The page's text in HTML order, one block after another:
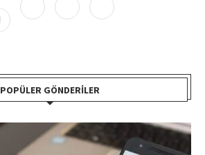
POPÜLER GÖNDERILER